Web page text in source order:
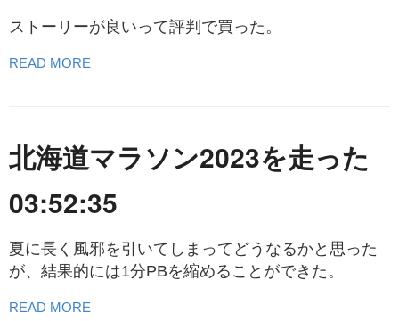
ストーリーが良いって評判で買った。
READ MORE
北海道マラソン2023を走った
03:52:35
夏に長く風邪を引いてしまってどうなるかと思った
が、結果的には1分PBを縮めることができた。
READ MORE